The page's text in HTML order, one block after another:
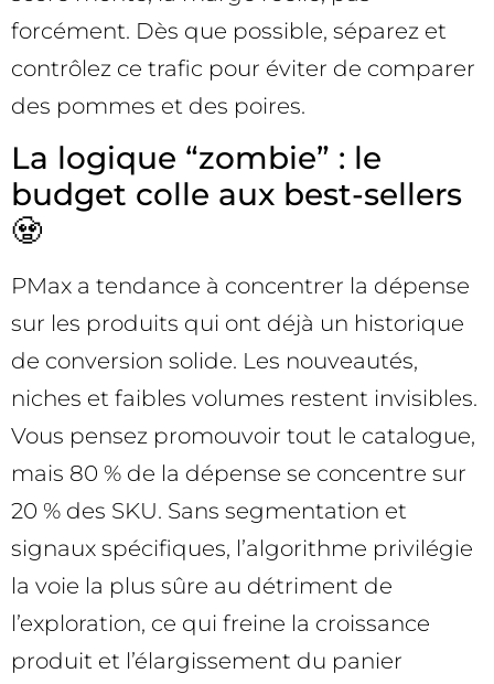
forcément. Dès que possible, séparez et
contrôlez ce trafic pour éviter de comparer
des pommes et des poires.
La logique “zombie” : le
budget colle aux best-sellers
🧟
PMax a tendance à concentrer la dépense
sur les produits qui ont déjà un historique
de conversion solide. Les nouveautés,
niches et faibles volumes restent invisibles.
Vous pensez promouvoir tout le catalogue,
mais 80 % de la dépense se concentre sur
20 % des SKU. Sans segmentation et
signaux spécifiques, l’algorithme privilégie
la voie la plus sûre au détriment de
l’exploration, ce qui freine la croissance
produit et l’élargissement du panier